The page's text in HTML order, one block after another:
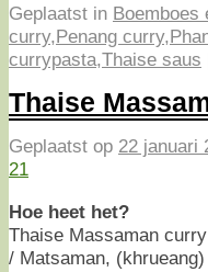
Geplaatst in Boemboes
curry,Penang curry,
currypasta,Thaise saus
Thaise
Geplaatst op 22 januari
21
Hoe heet het?
Thaise Massaman
/ Matsaman,